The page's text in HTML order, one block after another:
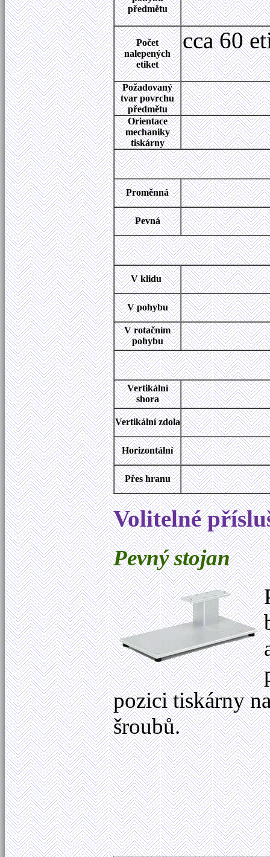
předmětu
Počet
nalepených
etiket
cca 60
Požadovaný
tvar povrchu
předmětu
Orientace
mechaniky
tiskárny
Proměnná
Pevná
V klidu
V pohybu
V rotačním
pohybu
Vertikální
shora
Vertikální zdola
Horizontální
Přes hranu
Volitelné
Pevný stojan
pozici tiskárny
šroubů.